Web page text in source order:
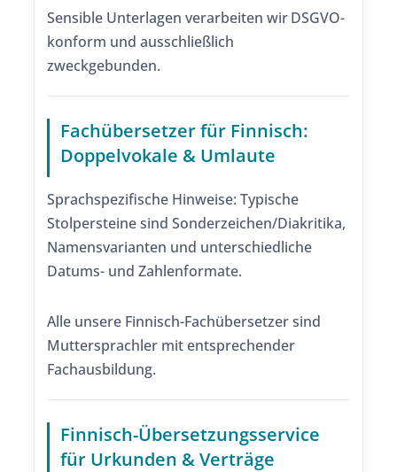
Sensible Unterlagen verarbeiten wir DSGVO-
konform und ausschließlich
zweckgebunden.
Fachübersetzer für Finnisch:
Doppelvokale & Umlaute
Sprachspezifische Hinweise: Typische
Stolpersteine sind Sonderzeichen/Diakritika,
Namensvarianten und unterschiedliche
Datums- und Zahlenformate.
Alle unsere Finnisch-Fachübersetzer sind
Muttersprachler mit entsprechender
Fachausbildung.
Finnisch-Übersetzungsservice
für Urkunden & Verträge